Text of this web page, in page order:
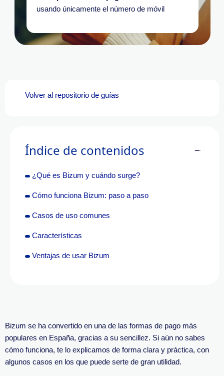
usando únicamente el número de móvil
Volver al repositorio de guías
Índice de contenidos
¿Qué es Bizum y cuándo surge?
Cómo funciona Bizum: paso a paso
Casos de uso comunes
Características
Ventajas de usar Bizum
Bizum se ha convertido en una de las formas de pago más
populares en España, gracias a su sencillez. Si aún no sabes
cómo funciona, te lo explicamos de forma clara y práctica, con
algunos casos en los que puede serte de gran utilidad.